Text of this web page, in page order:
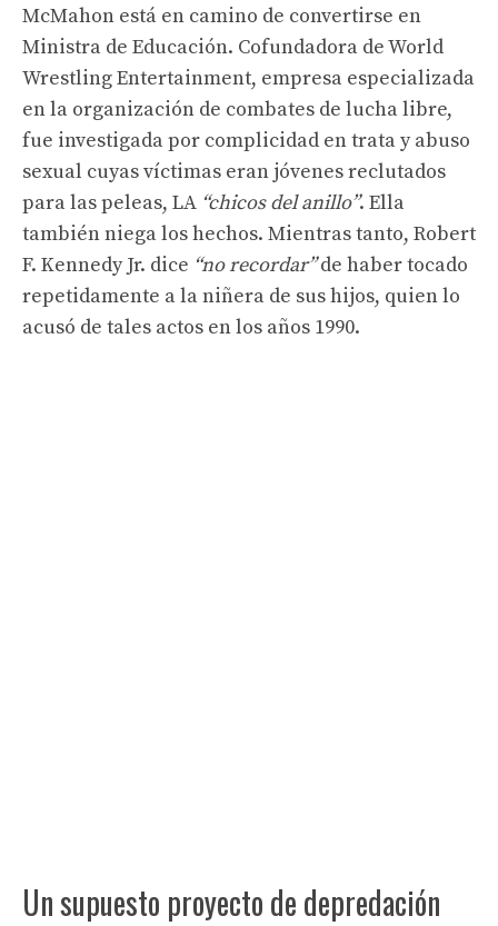
McMahon está en camino de convertirse en
Ministra de Educación. Cofundadora de World
Wrestling Entertainment, empresa especializada
en la organización de combates de lucha libre,
fue investigada por complicidad en trata y abuso
sexual cuyas víctimas eran jóvenes reclutados
para las peleas, LA “chicos del anillo”. Ella
también niega los hechos. Mientras tanto, Robert
F. Kennedy Jr. dice “no recordar”de haber tocado
repetidamente a la niñera de sus hijos, quien lo
acusó de tales actos en los años 1990.
Un supuesto proyecto de depredación